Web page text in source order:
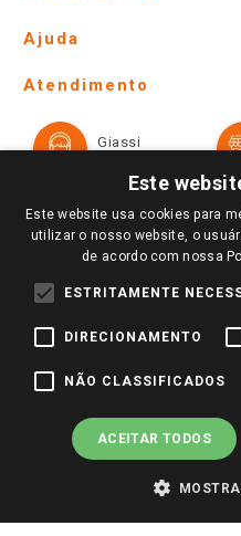
Lojas Físicas e Horários
Ofertas
Televendas
Notícias
Perguntas frequentes
Identidade Visual
Ajuda
Formas de Pagamento
Trocas e Devoluções
Atendimento
Giassi
Redes Sociais
Pagamento e
Este
Este website usa cookies para
utilizar o nosso website, o
de acordo com nossa
ESTRITAMENTE
DIRECIONAMENTO
NÃO CLASSIFICADOS
ACEITAR TODOS